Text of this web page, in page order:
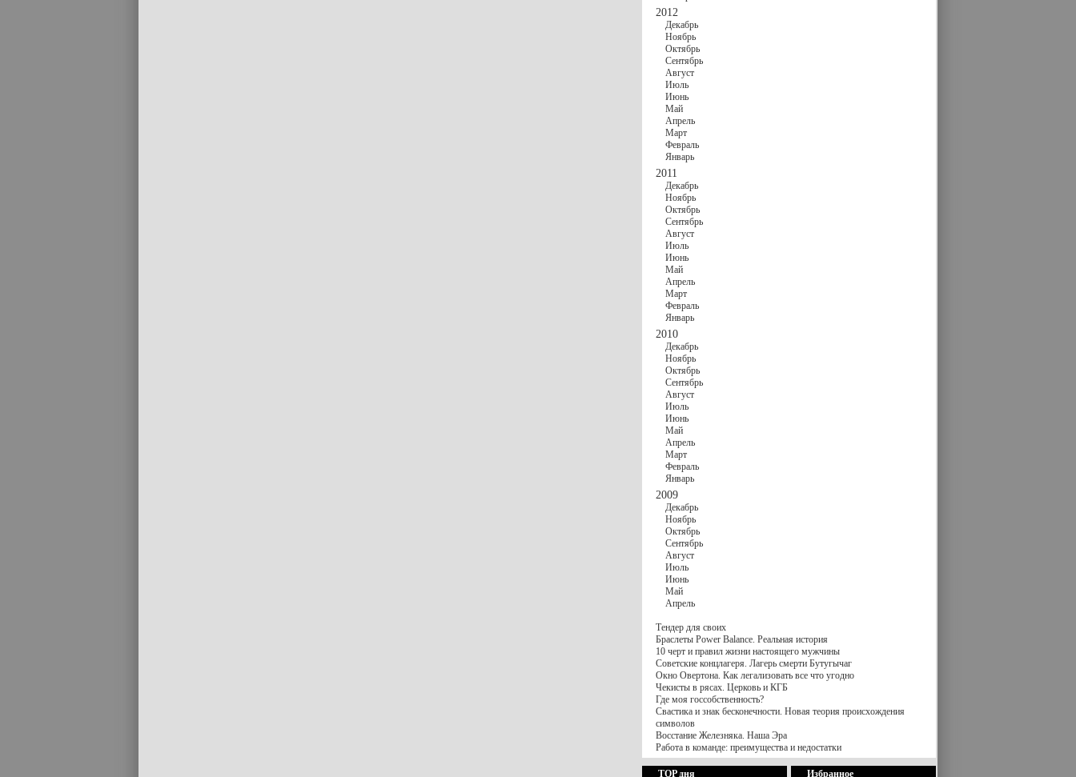
2012
Декабрь
Ноябрь
Октябрь
Сентябрь
Август
Июль
Июнь
Май
Апрель
Март
Февраль
Январь
2011
Декабрь
Ноябрь
Октябрь
Сентябрь
Август
Июль
Июнь
Май
Апрель
Март
Февраль
Январь
2010
Декабрь
Ноябрь
Октябрь
Сентябрь
Август
Июль
Июнь
Май
Апрель
Март
Февраль
Январь
2009
Декабрь
Ноябрь
Октябрь
Сентябрь
Август
Июль
Июнь
Май
Апрель
Тендер для своих
Браслеты Power Balance. Реальная история
10 черт и правил жизни настоящего мужчины
Советские концлагеря. Лагерь смерти Бутугычаг
Окно Овертона. Как легализовать все что угодно
Чекисты в рясах. Церковь и КГБ
Где моя госсобственность?
Свастика и знак бесконечности. Новая теория происхождения
символов
Восстание Железняка. Наша Эра
Работа в команде: преимущества и недостатки
TOP дня Избранное